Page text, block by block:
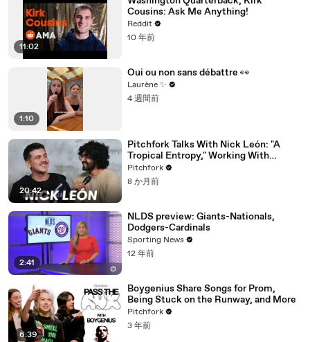
11:02
Cousins: Ask Me Anything!
Reddit
10 年前
1:10
Oui ou non sans débattre 👀
Laurène ✨
4 週間前
20:42
Pitchfork Talks With Nick León: "A
Tropical Entropy," Working With
Rosalía & Going Solo
Pitchfork
8 か月前
2:41
NLDS preview: Giants-Nationals,
Dodgers-Cardinals
Sporting News
12 年前
6:39
Boygenius Share Songs for Prom,
Being Stuck on the Runway, and More
Pitchfork
3 年前